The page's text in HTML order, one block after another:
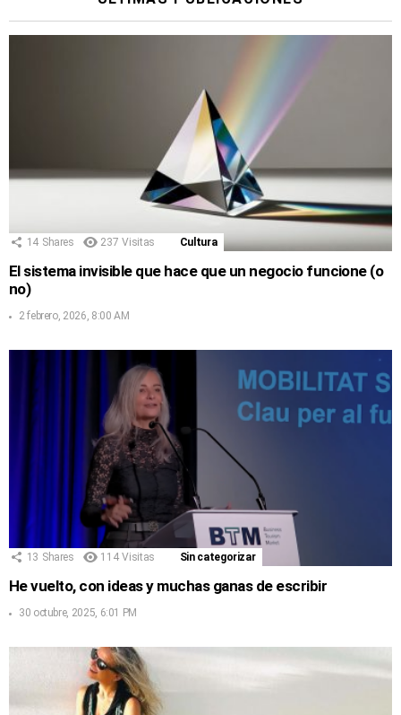
14 Shares 237 Visitas Cultura
El sistema invisible que hace que un negocio funcione (o
no)
2 febrero, 2026, 8:00 AM
13 Shares 114 Visitas Sin categorizar
He vuelto, con ideas y muchas ganas de escribir
30 octubre, 2025, 6:01 PM